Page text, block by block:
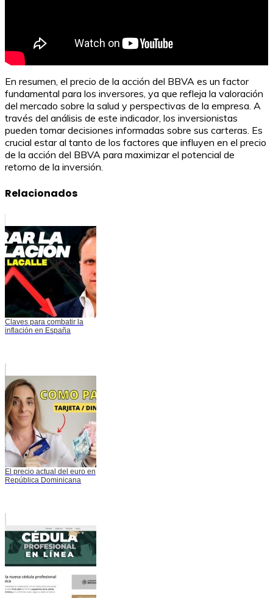
En resumen, el precio de la acción del BBVA es un factor
fundamental para los inversores, ya que refleja la valoración
del mercado sobre la salud y perspectivas de la empresa. A
través del análisis de este indicador, los inversionistas
pueden tomar decisiones informadas sobre sus carteras. Es
crucial estar al tanto de los factores que influyen en el precio
de la acción del BBVA para maximizar el potencial de
retorno de la inversión.
Relacionados
Claves para combatir la
inflación en España
El precio actual del euro en
República Dominicana